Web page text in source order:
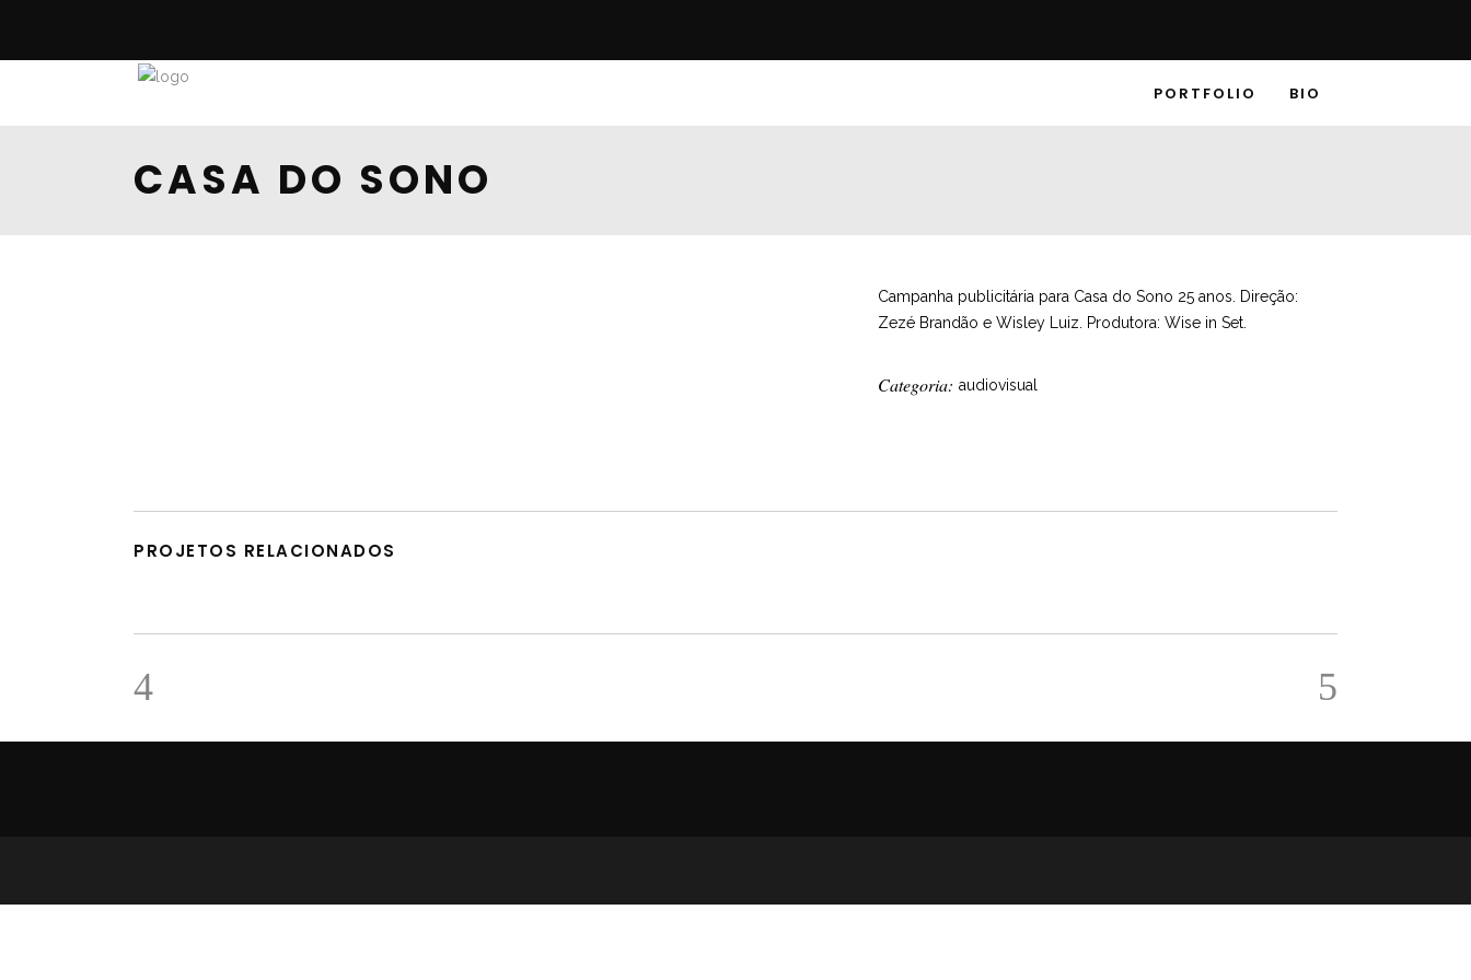
PORTFOLIO BIO
CASA DO SONO
Campanha publicitária para Casa do Sono 25 anos. Direção:
Zezé Brandão e Wisley Luiz. Produtora: Wise in Set.
Categoria: audiovisual
PROJETOS RELACIONADOS